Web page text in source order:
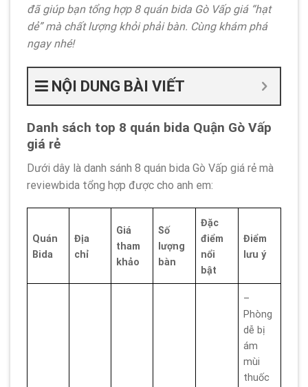
đã giúp bạn tổng hợp 8 quán bida Gò Vấp giá “hạt
dẻ” mà chất lượng khỏi phải bàn. Cùng khám phá
ngay nhé!
NỘI DUNG BÀI VIẾT
Danh sách top 8 quán bida Quận Gò Vấp
giá rẻ
Dưới dây là danh sánh 8 quán bida Gò Vấp giá rẻ mà
reviewbida tổng hợp được cho anh em:
Quán
Bida
Địa
chỉ
Giá
tham
khảo
Số
lượng
bàn
Đặc
điểm
nổi
bật
Điểm
lưu ý
–
Phòng
dễ bị
ám
mùi
thuốc